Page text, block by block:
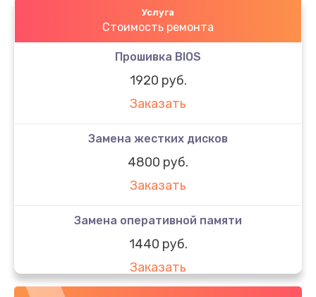
Услуга
Стоимость ремонта
Прошивка BIOS
1920 руб.
Заказать
Замена жестких дисков
4800 руб.
Заказать
Замена оперативной памяти
1440 руб.
Заказать